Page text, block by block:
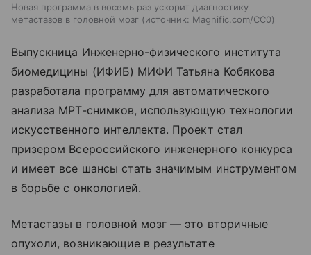
Новая программа в восемь раз ускорит диагностику
метастазов в головной мозг
источник: Magnific.com/CC0
Выпускница Инженерно-физического института
биомедицины (ИФИБ) МИФИ Татьяна Кобякова
разработала программу для автоматического
анализа МРТ-снимков, использующую технологии
искусственного интеллекта. Проект стал
призером Всероссийского инженерного конкурса
и имеет все шансы стать значимым инструментом
в борьбе с онкологией.
Метастазы в головной мозг — это вторичные
опухоли, возникающие в результате